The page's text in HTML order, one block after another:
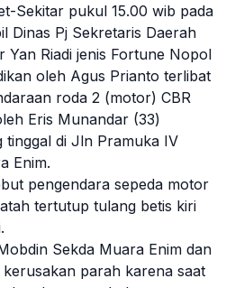
Sekitar pukul 15.00 wib pada
Dinas Pj Sekretaris Daerah
Yan Riadi jenis Fortune Nopol
oleh Agus Prianto terlibat
roda 2 (motor) CBR
Eris Munandar (33)
tinggal di Jln Pramuka IV
Enim.
pengendara sepeda motor
tertutup tulang betis kiri
Sekda Muara Enim dan
parah karena saat